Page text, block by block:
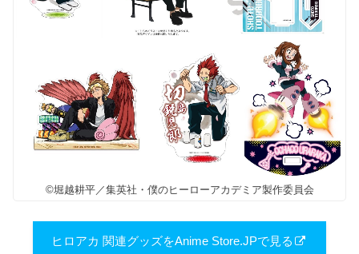
©堀越耕平／集英社・僕のヒーローアカデミア製作委員会
ヒロアカ 関連グッズをAnime Store.JPで見る